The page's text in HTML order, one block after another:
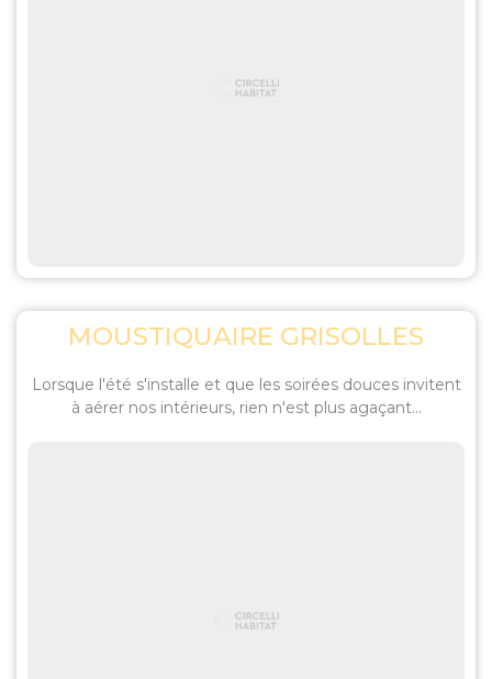
MOUSTIQUAIRE GRISOLLES
Lorsque l'été s'installe et que les soirées douces invitent
à aérer nos intérieurs, rien n'est plus agaçant...